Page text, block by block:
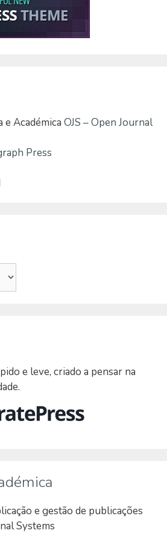
e Académica OJS – Open Journal
Press
e leve, criado a pensar na
e gestão de publicações
Systems